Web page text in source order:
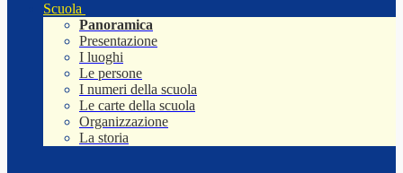
Scuola
Panoramica
Presentazione
I luoghi
Le persone
I numeri della scuola
Le carte della scuola
Organizzazione
La storia